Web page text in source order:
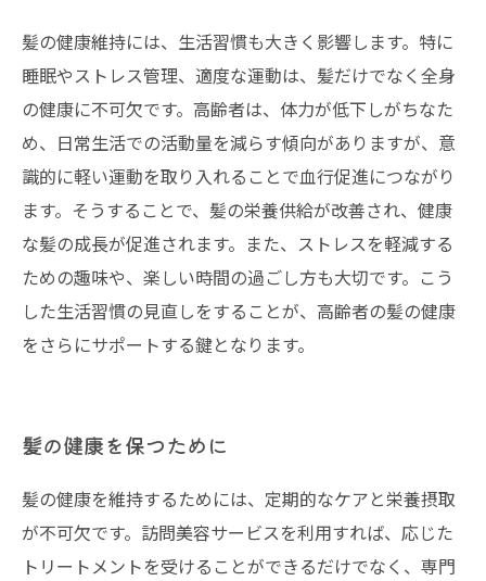
髪の健康維持には、生活習慣も大きく影響します。特に
睡眠やストレス管理、適度な運動は、髪だけでなく全身
の健康に不可欠です。高齢者は、体力が低下しがちなた
め、日常生活での活動量を減らす傾向がありますが、意
識的に軽い運動を取り入れることで血行促進につながり
ます。そうすることで、髪の栄養供給が改善され、健康
な髪の成長が促進されます。また、ストレスを軽減する
ための趣味や、楽しい時間の過ごし方も大切です。こう
した生活習慣の見直しをすることが、高齢者の髪の健康
をさらにサポートする鍵となります。
髪の健康を保つために
髪の健康を維持するためには、定期的なケアと栄養摂取
が不可欠です。訪問美容サービスを利用すれば、応じた
トリートメントを受けることができるだけでなく、専門